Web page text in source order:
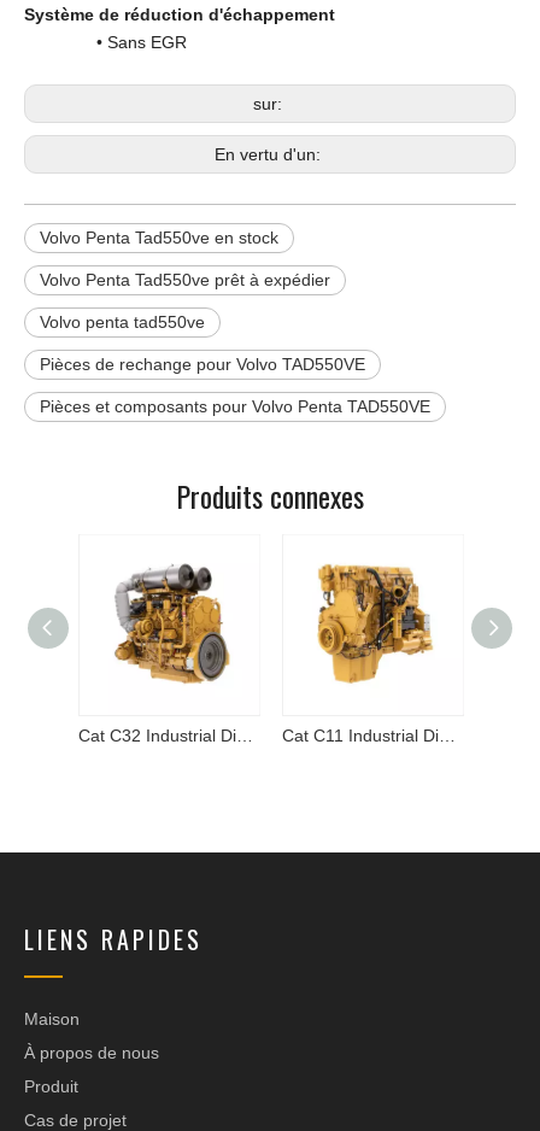
Système de réduction d'échappement
• Sans EGR
sur:
En vertu d'un:
Volvo Penta Tad550ve en stock
Volvo Penta Tad550ve prêt à expédier
Volvo penta tad550ve
Pièces de rechange pour Volvo TAD550VE
Pièces et composants pour Volvo Penta TAD550VE
Produits connexes
LIENS RAPIDES
Maison
À propos de nous
Produit
Cas de projet